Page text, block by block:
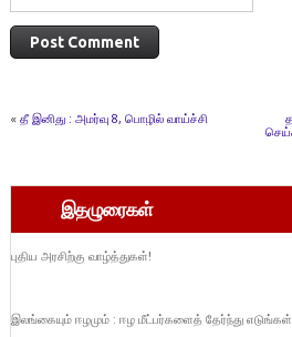
« தீ இனிது : அமர்வு 8, பொழில் வாய்ச்சி
இதழுரைகள்
புதிய அரசிற்கு வாழ்த்துகள்!
இலங்கையும் ஈழமும் : ஈழ மீட்பர்களைத் தேர்ந்து